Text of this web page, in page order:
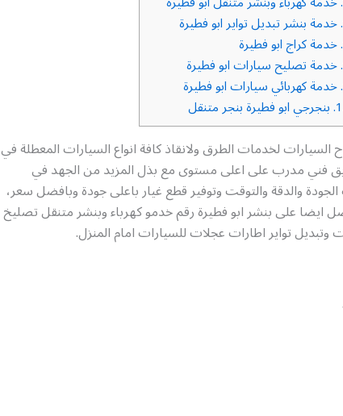
خدمة بنشر تبديل تواير ابو فطيرة
خدمة كراج ابو فطيرة
خدمة تصليح سيارات ابو فطيرة
خدمة كهربائي سيارات ابو فطيرة
بنجرجي ابو فطيرة بنجر متنقل
السيارات لخدمات الطرق ولانقاذ كافة انواع السيارات المعطلة في
فني مدرب على اعلى مستوى مع بذل المزيد من الجهد في
والدقة والتوقت وتوفير قطع غيار باعلى جودة وبافضل سعر،
ايضا على بنشر ابو فطيرة رقم خدمو كهرباء وبنشر متنقل تصليخ
تواير اطارات عجلات للسيارات امام المنزل.